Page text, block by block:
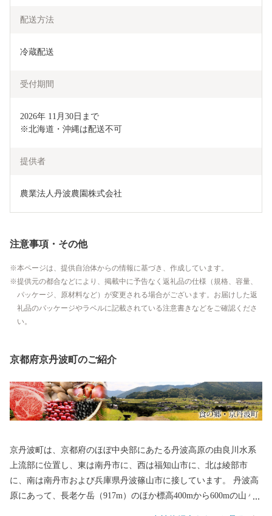
配送方法
冷蔵配送
受付期間
2026年 11月30日まで
※北海道・沖縄は配送不可
提供者
農業法人丹波農園株式会社
注意事項・その他
本ページは、提供自治体からの情報に基づき、作成しています。
提供元の都合などにより、掲載中に予告なく返礼品の仕様（規格、容量、
パッケージ、原材料など）が変更される場合がございます。お届けした返
礼品のパッケージやラベルに記載されている注意書きなどをご確認くださ
い。
京都府京丹波町のご紹介
京丹波町は、京都府のほぼ中央部にあたる丹波高原の由良川水系
上流部に位置し、東は南丹市に、西は福知山市に、北は綾部市
に、南は南丹市および兵庫県丹波篠山市に接しています。 丹波高
原にあって、長老ケ岳（917m）のほか標高400mから600mの山々